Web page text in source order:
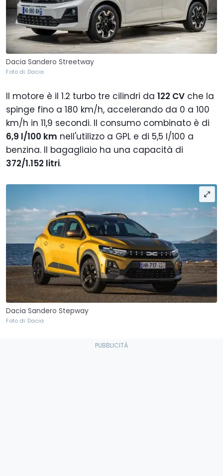
Dacia Sandero Streetway
Foto di: Dacia
Il motore è il 1.2 turbo tre cilindri da 122 CV che la
spinge fino a 180 km/h, accelerando da 0 a 100
km/h in 11,9 secondi. Il consumo combinato è di
6,9 l/100 km nell'utilizzo a GPL e di 5,5 l/100 a
benzina. Il bagagliaio ha una capacità di
372/1.152 litri.
Dacia Sandero Stepway
Foto di: Dacia